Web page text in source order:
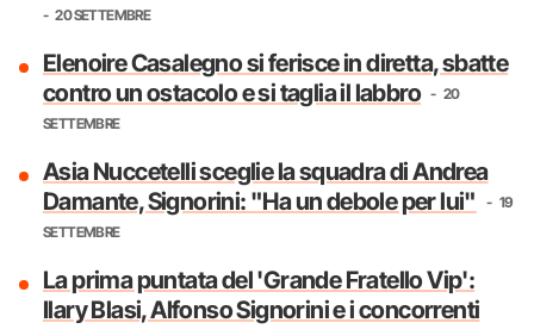
20 SETTEMBRE
Elenoire Casalegno si ferisce in diretta, sbatte
contro un ostacolo e si taglia il labbro
20
SETTEMBRE
Asia Nuccetelli sceglie la squadra di Andrea
Damante, Signorini: "Ha un debole per lui"
19
SETTEMBRE
La prima puntata del 'Grande Fratello Vip':
Ilary Blasi, Alfonso Signorini e i concorrenti